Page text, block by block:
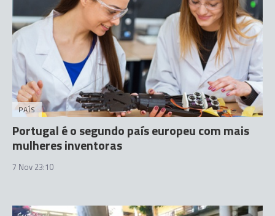
PAÍS
Portugal é o segundo país europeu com mais
mulheres inventoras
7 Nov 23:10